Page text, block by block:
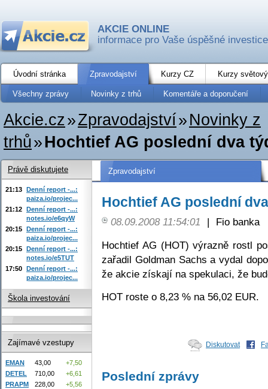
AKCIE ONLINE
informace pro Vaše úspěšné investice
Úvodní stránka Zpravodajství Kurzy CZ Kurzy
Všechny zprávy Novinky z trhů Komentáře a doporučení
Akcie.cz»Zpravodajství» Novinky z
trhů»Hochtief AG poslední dva
Zpravodajství
Hochtief AG poslední
08.09.2008 11:54:01 |
Fio banka
Hochtief AG (HOT) výrazně rostl
zařadil Goldman Sachs a vydal
že akcie získají na spekulaci, že
HOT roste o 8,23 % na 56,02 EUR.
Diskutovat
Poslední zprávy
Právě diskutujete
21:13 Denní report -...:
paiza.io/projec...
21:12 Denní report -...:
notes.io/e6qyW
20:15 Denní report -...:
paiza.io/projec...
20:15 Denní report -...:
notes.io/e5TUT
17:50 Denní report -...:
paiza.io/projec...
Škola investování
Zajímavé vzestupy
EMAN 43,00
+7,50
DETEL
710,00
+6,61
PRAPM
228,00
+5,56